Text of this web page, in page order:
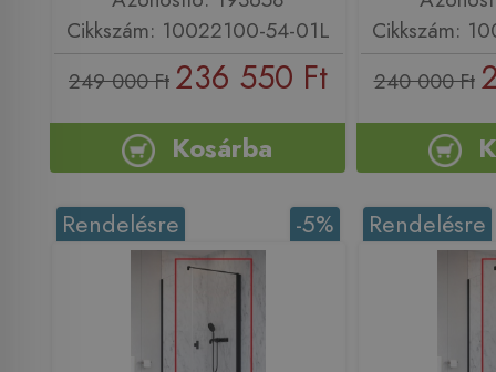
Cikkszám: 10022100-54-01L
249 000 Ft 236 550 Ft
Kosárba
Cikkszám:
240 000 Ft
-5%
Rendelésre Rendelésre